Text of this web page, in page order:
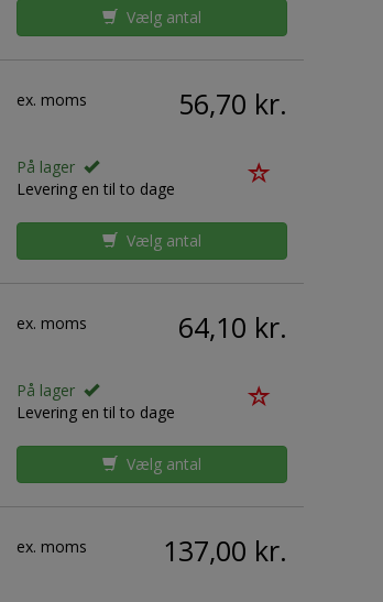
Vælg antal
ex. moms 56,70 kr.
På lager
Levering en til to dage
Vælg antal
ex. moms 64,10 kr.
På lager
Levering en til to dage
Vælg antal
ex. moms 137,00 kr.